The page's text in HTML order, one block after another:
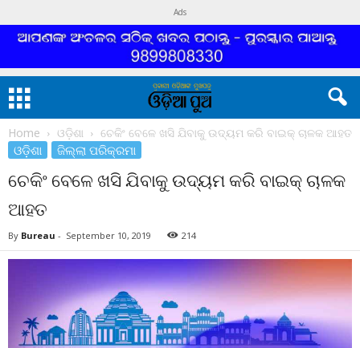
Ads
Home ଓଡ଼ିଶା ଚେକିଂ ବେଳେ ଖସି ଯିବାକୁ ଉଦ୍ୟମ କରି ବାଇକ୍ ଚାଳକ ଆହତ
ଓଡ଼ିଶା ଜିଲ୍ଲା ପରିକ୍ରମା
ଚେକିଂ ବେଳେ ଖସି ଯିବାକୁ ଉଦ୍ୟମ କରି ବାଇକ୍ ଚାଳକ
ଆହତ
By Bureau - September 10, 2019 214